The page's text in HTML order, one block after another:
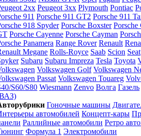
2xx Peugeot 3xx Plymouth Pontiac
911 Porsche 911 GT2 Porsche 911
918 Spyder Porsche Boxster Porsche
Porsche Cayenne Porsche Cayman
Panamera Range Rover Renault
Megane Rolls-Royce Saab Scion Seat
Subaru Subaru Impreza Tesla Toyota
Volkswagen Golf Volkswagen
Passat Volkswagen Touareg
S60/S80 Wiesmann Zenvo Волга Газель
Гоночные машины
автомобилей Концепт-кары
Раллийные автомобили Ретро
Формула 1 Электромобили